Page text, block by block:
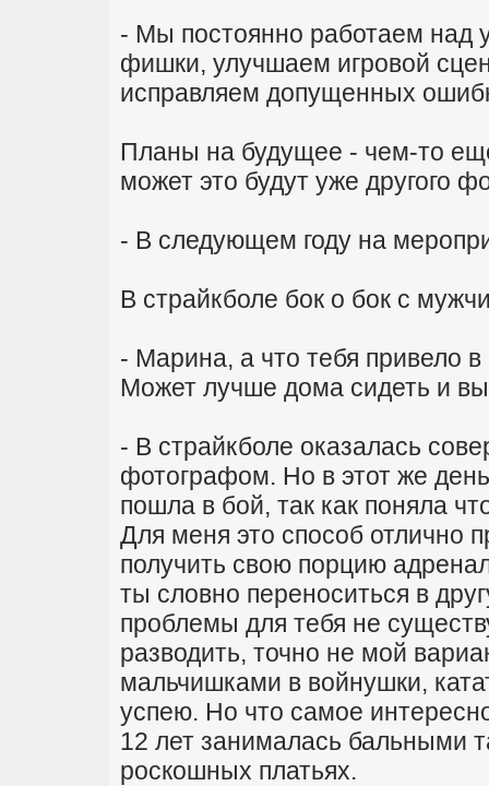
- Мы постоянно работаем над
фишки, улучшаем игровой
исправляем допущенных
Планы на будущее - чем-то
может это будут уже другого
- В следующем году на
В страйкболе бок о бок с
- Марина, а что тебя привело
Может лучше дома сидеть и
- В страйкболе оказалась
фотографом. Но в этот же
пошла в бой, так как поняла
Для меня это способ отлично
получить свою порцию
ты словно переноситься в
проблемы для тебя не
разводить, точно не мой
мальчишками в войнушки,
успею. Но что самое
12 лет занималась бальными
роскошных платьях.